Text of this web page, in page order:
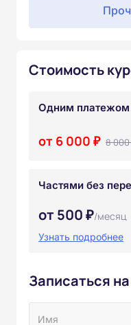
Стоимость
Одним платежом
от 6 000 ₽ 8
Частями без
от 500 ₽/месяц
Узнать подробнее
Записаться